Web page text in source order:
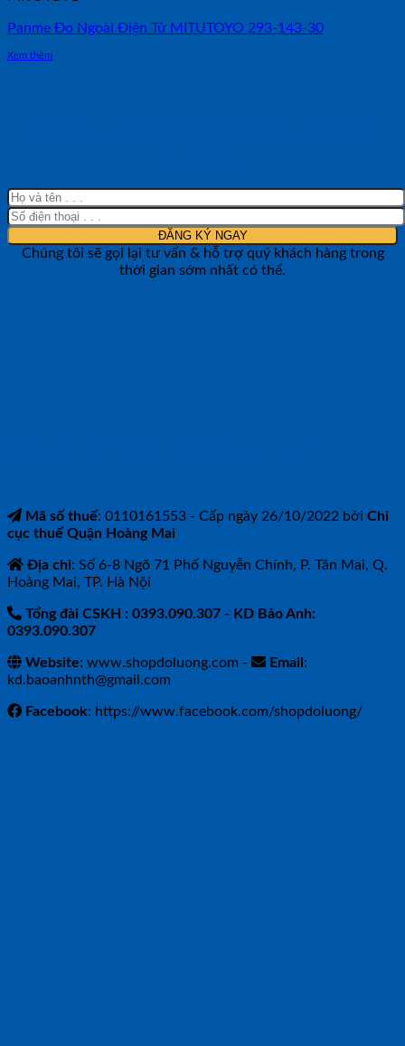
Panme Đo Ngoài Điện Tử MITUTOYO 293-143-30
Xem thêm
Chúng tôi sẽ gọi lại tư vấn & hỗ trợ quý khách hàng trong
thời gian sớm nhất có thể.
Mã số thuế: 0110161553 - Cấp ngày 26/10/2022 bởi Chi
cục thuế Quận Hoàng Mai
Địa chỉ: Số 6-8 Ngõ 71 Phố Nguyễn Chính, P. Tân Mai, Q.
Hoàng Mai, TP. Hà Nội
Tổng đài CSKH : 0393.090.307 - KD Bảo Anh:
0393.090.307
Website: www.shopdoluong.com -
Email:
kd.baoanhnth@gmail.com
Facebook: https://www.facebook.com/shopdoluong/